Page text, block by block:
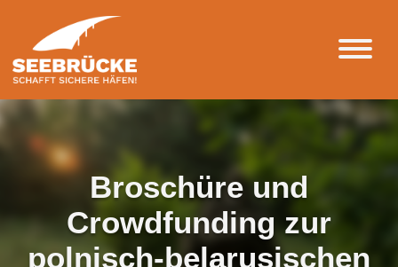
Broschüre und
Crowdfunding zur
polnisch-belarusischen